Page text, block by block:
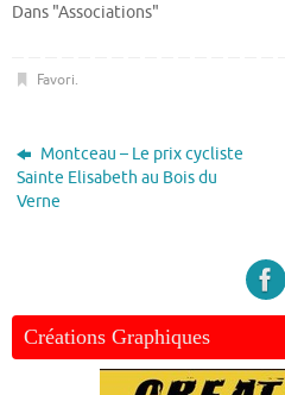
Dans "Associations"
Favori.
Montceau – Le prix cycliste
Sainte Elisabeth au Bois du
Verne
Créations Graphiques